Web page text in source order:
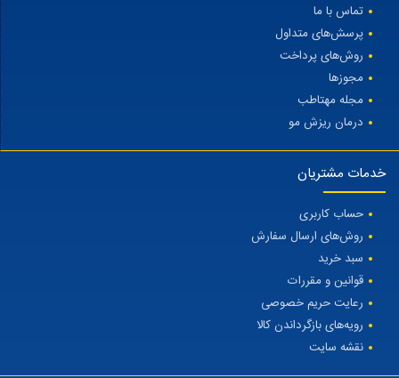
تماس با ما
پرسش‌های متداول
روش‌های پرداخت
مجوزها
مجله مهتاطب
درمان ریزش مو
خدمات مشتریان
حساب کاربری
روش‌های ارسال سفارش
سبد خرید
قوانین و مقررات
رعایت حریم خصوصی
رویه‌های بازگرداندن کالا
نقشه سایت